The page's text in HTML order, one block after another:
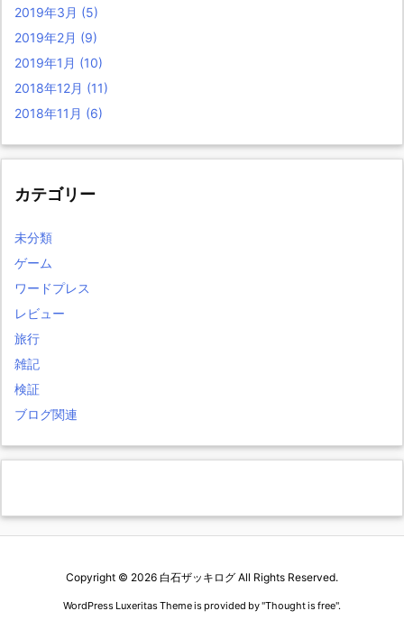
2019年3月 (5)
2019年2月 (9)
2019年1月 (10)
2018年12月 (11)
2018年11月 (6)
カテゴリー
未分類
ゲーム
ワードプレス
レビュー
旅行
雑記
検証
ブログ関連
Copyright © 2026 白石ザッキログ All Rights Reserved.
WordPress Luxeritas Theme is provided by "Thought is free".